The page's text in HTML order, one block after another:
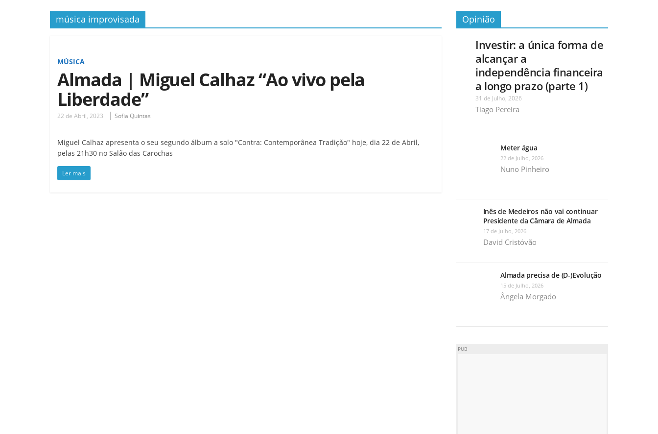
música improvisada
MÚSICA
Almada | Miguel Calhaz “Ao vivo pela
Liberdade”
22 de Abril, 2023 Sofia Quintas
Miguel Calhaz apresenta o seu segundo álbum a solo "Contra: Contemporânea Tradição" hoje, dia 22 de Abril,
pelas 21h30 no Salão das Carochas
Ler mais
Opinião
Investir: a única forma de
alcançar a
independência financeira
a longo prazo (parte 1)
31 de Julho, 2026
Tiago Pereira
Meter água
22 de Julho, 2026
Nuno Pinheiro
Inês de Medeiros não vai continuar
Presidente da Câmara de Almada
17 de Julho, 2026
David Cristóvão
Almada precisa de (D-)Evolução
15 de Julho, 2026
Ângela Morgado
PUB